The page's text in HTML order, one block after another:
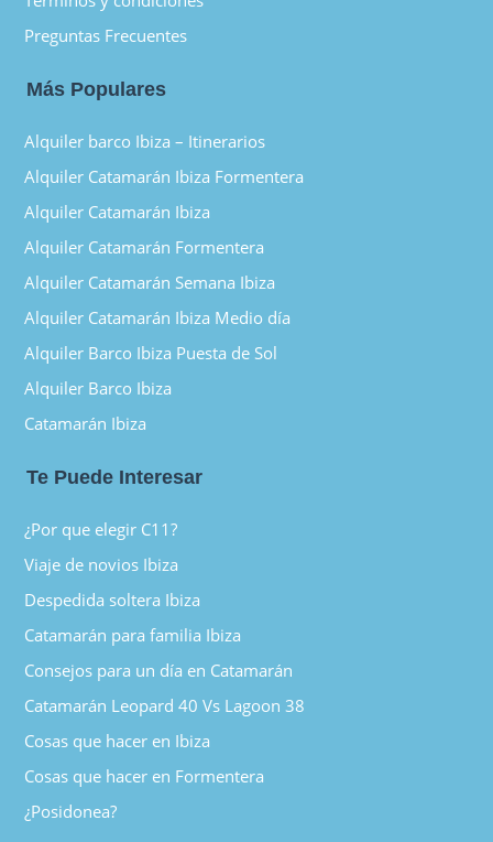
Preguntas Frecuentes
Más Populares
Alquiler barco Ibiza – Itinerarios
Alquiler Catamarán Ibiza Formentera
Alquiler Catamarán Ibiza
Alquiler Catamarán Formentera
Alquiler Catamarán Semana Ibiza
Alquiler Catamarán Ibiza Medio día
Alquiler Barco Ibiza Puesta de Sol
Alquiler Barco Ibiza
Catamarán Ibiza
Te Puede Interesar
¿Por que elegir C11?
Viaje de novios Ibiza
Despedida soltera Ibiza
Catamarán para familia Ibiza
Consejos para un día en Catamarán
Catamarán Leopard 40 Vs Lagoon 38
Cosas que hacer en Ibiza
Cosas que hacer en Formentera
¿Posidonea?